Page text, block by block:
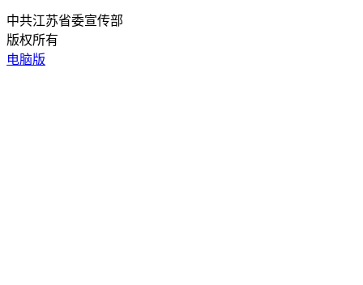
中共江苏省委宣传部
版权所有
电脑版